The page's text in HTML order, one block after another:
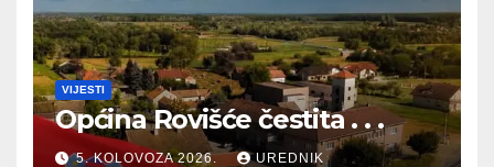
VIJESTI
Općina Rovišće čestita . . .
5. KOLOVOZA 2026. UREDNIK